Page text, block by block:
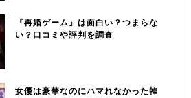
『再婚ゲーム』は面白い？つまらな
い？口コミや評判を調査
女優は豪華なのにハマれなかった韓